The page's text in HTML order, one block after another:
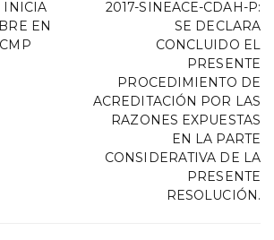
INICIA
EN
2017-SINEACE-CDAH-P:
SE DECLARA
CONCLUIDO EL
PRESENTE
PROCEDIMIENTO DE
ACREDITACIÓN POR LAS
RAZONES EXPUESTAS
EN LA PARTE
CONSIDERATIVA DE LA
PRESENTE
RESOLUCIÓN.